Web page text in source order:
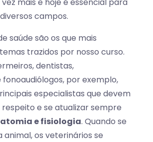
campos.
saúde são os que mais
trazidos por nosso curso.
dentistas,
por exemplo,
especialistas que devem
e se atualizar sempre
e fisiologia. Quando se
animal, os veterinários se